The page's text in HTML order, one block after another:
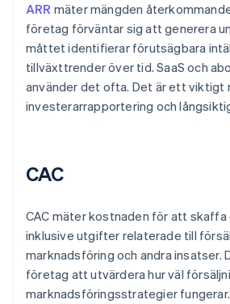
ARR mäter mängden
företag förväntar sig att generera
måttet identifierar förutsägbara
tillväxttrender över tid. SaaS och
använder det ofta. Det är ett viktigt
investerarrapportering och
CAC
CAC mäter kostnaden för att skaffa
inklusive utgifter relaterade till
marknadsföring och andra insatser.
företag att utvärdera hur väl
marknadsföringsstrategier